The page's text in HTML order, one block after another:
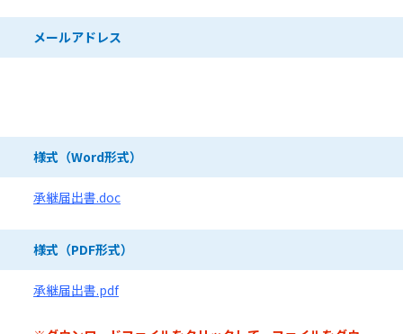
メールアドレス
様式（Word形式）
承継届出書.doc
様式（PDF形式）
承継届出書.pdf